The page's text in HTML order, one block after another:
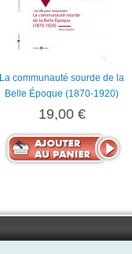
La communauté sourde de la
Belle Époque (1870-1920)
19,00 €